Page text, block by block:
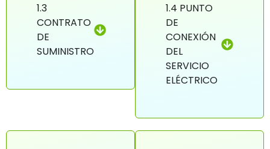
1.3
CONTRATO
DE
SUMINISTRO
1.4 PUNTO
DE
CONEXIÓN
DEL
SERVICIO
ELÉCTRICO